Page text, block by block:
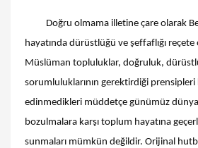
Doğru olmama illetine çare olarak
hayatında dürüstlüğü ve şeffaflığı
Müslüman topluluklar, doğruluk,
sorumluluklarının gerektirdiği
edinmedikleri müddetçe günümüz
bozulmalara karşı toplum hayatına
sunmaları mümkün değildir. Orijinal